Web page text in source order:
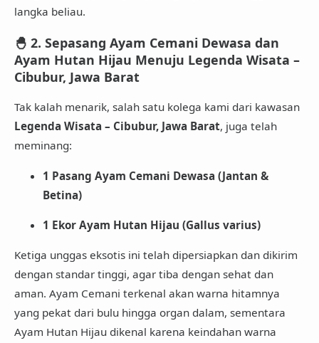
langka beliau.
🐣 2. Sepasang Ayam Cemani Dewasa dan
Ayam Hutan Hijau Menuju Legenda Wisata –
Cibubur, Jawa Barat
Tak kalah menarik, salah satu kolega kami dari kawasan
Legenda Wisata – Cibubur, Jawa Barat, juga telah
meminang:
1 Pasang Ayam Cemani Dewasa (Jantan &
Betina)
1 Ekor Ayam Hutan Hijau (Gallus varius)
Ketiga unggas eksotis ini telah dipersiapkan dan dikirim
dengan standar tinggi, agar tiba dengan sehat dan
aman. Ayam Cemani terkenal akan warna hitamnya
yang pekat dari bulu hingga organ dalam, sementara
Ayam Hutan Hijaudikenal karena keindahan warna